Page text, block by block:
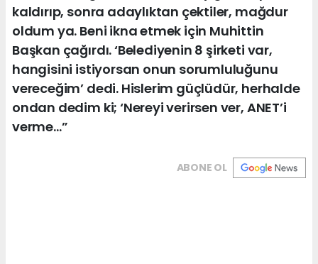
kaldırıp, sonra adaylıktan çektiler, mağdur
oldum ya. Beni ikna etmek için Muhittin
Başkan çağırdı. ‘Belediyenin 8 şirketi var,
hangisini istiyorsan onun sorumluluğunu
vereceğim’ dedi. Hislerim güçlüdür, herhalde
ondan dedim ki; ‘Nereyi verirsen ver, ANET’i
verme…”
ABONE OL